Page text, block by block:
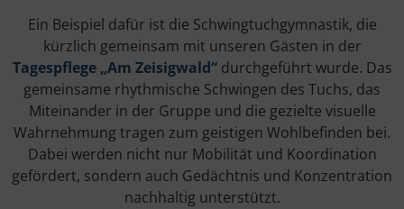
Ein Beispiel dafür ist die Schwingtuchgymnastik, die
kürzlich gemeinsam mit unseren Gästen in der
Tagespflege „Am Zeisigwald“durchgeführt wurde. Das
gemeinsame rhythmische Schwingen des Tuchs, das
Miteinander in der Gruppe und die gezielte visuelle
Wahrnehmung tragen zum geistigen Wohlbefinden bei.
Dabei werden nicht nur Mobilität und Koordination
gefördert, sondern auch Gedächtnis und Konzentration
nachhaltig unterstützt.